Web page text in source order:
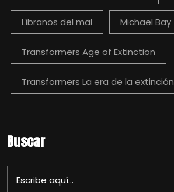
Líbranos del mal Michael Bay
Transformers Age of Extinction
Transformers La era de la extinción
Buscar